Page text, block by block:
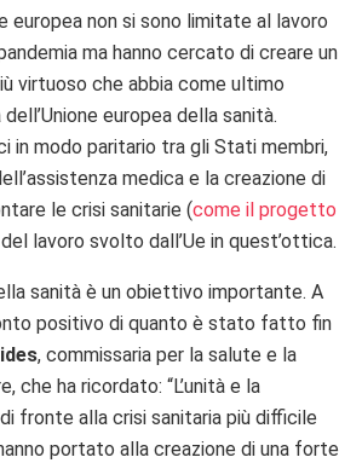
europea non si sono limitate al lavoro
ma hanno cercato di creare un
virtuoso che abbia come ultimo
europea della sanità.
in modo paritario tra gli Stati membri,
medica e la creazione di
le crisi sanitarie (come il progetto
lavoro svolto dall’Ue in quest’ottica.
sanità è un obiettivo importante. A
positivo di quanto è stato fatto fin
, commissaria per la salute e la
che ha ricordato: “L’unità e la
fronte alla crisi sanitaria più difficile
portato alla creazione di una forte